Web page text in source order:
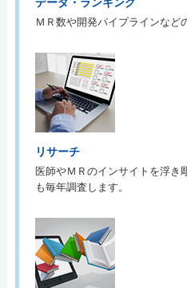
ＭＲ数や開発パイプラインなど
リサーチ
医師やＭＲのインサイトを浮き
も毎年調査します。